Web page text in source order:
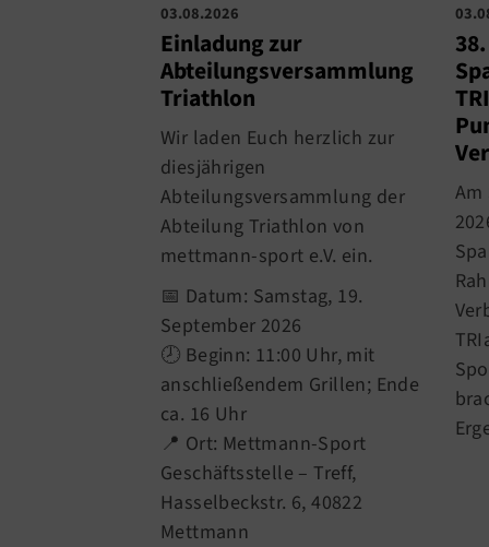
03.08.2026
Einladung zur
Abteilungsversammlung
Triathlon
Wir laden Euch herzlich zur
diesjährigen
Abteilungsversammlung der
Abteilung Triathlon von
mettmann-sport e.V. ein.
📅 Datum: Samstag, 19.
September 2026
🕗 Beginn: 11:00 Uhr, mit
anschließendem Grillen; Ende
ca. 16 Uhr
📍 Ort: Mettmann-Sport
Geschäftsstelle – Treff,
Hasselbeckstr. 6, 40822
Mettmann
Am